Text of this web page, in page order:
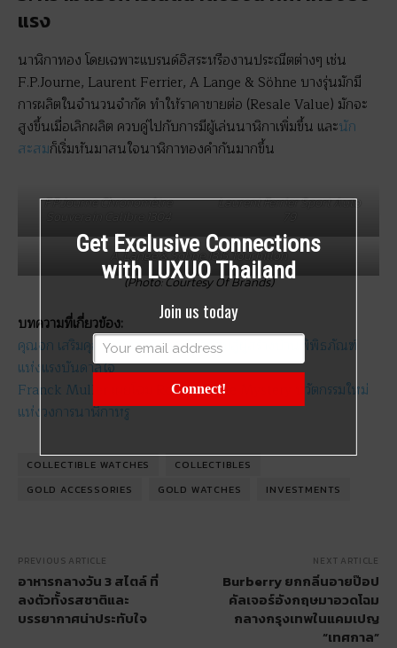
แรง
นาฬิกาทอง โดยเฉพาะแบรนด์อิสระหรืองานประณีตต่างๆ เช่น
F.P.Journe, Laurent Ferrier, A Lange & Söhne บางรุ่นมักมี
การผลิตในจำนวนจำกัด ทำให้ราคาขายต่อ (Resale Value) มักจะ
สูงขึ้นเมื่อเลิกผลิต ควบคู่ไปกับการมีผู้เล่นนาฬิกาเพิ่มขึ้น และนัก
สะสมก็เริ่มหันมาสนใจนาฬิกาทองคำกันมากขึ้น
F.P.Journe Chronomètre Laurent Ferrier Sport Auto
A. Lange & Söhne 1815 Tourbillon
(Photo: Courtesy Of Brands)
บทความที่เกี่ยวข้อง:
คุณจก เสริมคุณ คุณาวงศ์ จากนักสะสมสู่ผู้สร้างบ้านพิพิธภัณฑ์
แห่งแรงบันดาลใจ
Franck Muller เผยโฉม Round Triple Mystery นวัตกรรมใหม่
แห่งวงการนาฬิกาหรู
COLLECTIBLE WATCHES
COLLECTIBLES
GOLD ACCESSORIES
GOLD WATCHES INVESTMENTS
PREVIOUS ARTICLE
อาหารกลางวัน 3 สไตล์ ที่
ลงตัวทั้งรสชาติและ
บรรยากาศน่าประทับใจ
NEXT ARTICLE
Burberry ยกกลิ่นอายป๊อป
คัลเจอร์อังกฤษมาอวดโฉม
กลางกรุงเทพในแคมเปญ
“เทศกาล”
Get Exclusive Connections
with LUXUO Thailand
Join us today
Connect!